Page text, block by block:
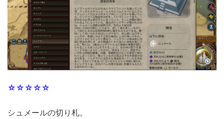
☆☆☆☆☆
シュメールの切り札。